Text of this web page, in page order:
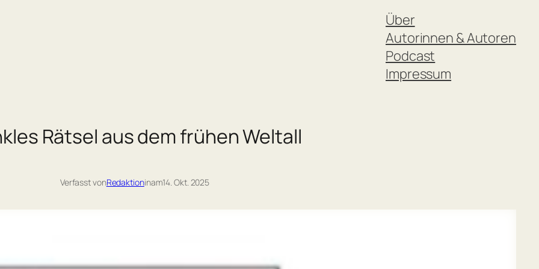
Über
Autorinnen & Autoren
Podcast
Impressum
Rätsel aus dem frühen Weltall
Verfasst vonRedaktioninam14. Okt. 2025